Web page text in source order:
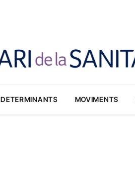
DETERMINANTS MOVIMENTS